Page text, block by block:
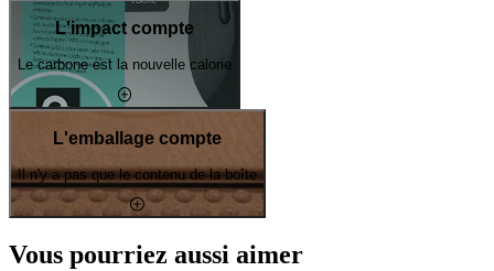
L'impact compte
Le carbone est la nouvelle calorie
L'emballage compte
Il n'y a pas que le contenu de la boîte
Vous pourriez aussi aimer